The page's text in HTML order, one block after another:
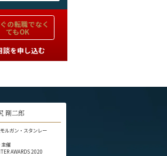
の転職でなく
てもOK
談を申し込む
剛二郎
ルガン・スタンレー
主催
AWARDS 2020